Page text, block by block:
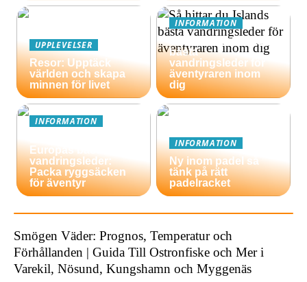
UPPLEVELSER
Resor: Upptäck
världen och skapa
minnen för livet
INFORMATION
Så hittar du Islands
bästa
vandringsleder för
äventyraren inom
dig
INFORMATION
Europas bästa
vandringsleder:
Packa ryggsäcken
för äventyr
INFORMATION
Ny inom padel så
tänk på rätt
padelracket
Smögen Väder: Prognos, Temperatur och
Förhållanden | Guida Till Ostronfiske och Mer i
Varekil, Nösund, Kungshamn och Myggenäs